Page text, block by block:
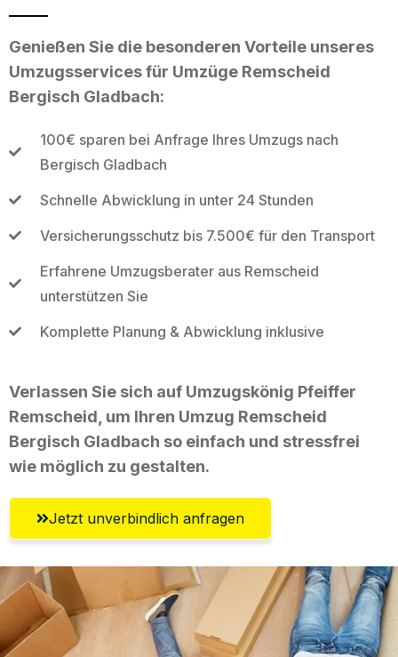
Genießen Sie die besonderen Vorteile unseres
Umzugsservices für Umzüge Remscheid
Bergisch Gladbach:
100€ sparen bei Anfrage Ihres Umzugs nach
Bergisch Gladbach
Schnelle Abwicklung in unter 24 Stunden
Versicherungsschutz bis 7.500€ für den Transport
Erfahrene Umzugsberater aus Remscheid
unterstützen Sie
Komplette Planung & Abwicklung inklusive
Verlassen Sie sich auf Umzugskönig Pfeiffer
Remscheid, um Ihren Umzug Remscheid
Bergisch Gladbach so einfach und stressfrei
wie möglich zu gestalten.
Jetzt unverbindlich anfragen